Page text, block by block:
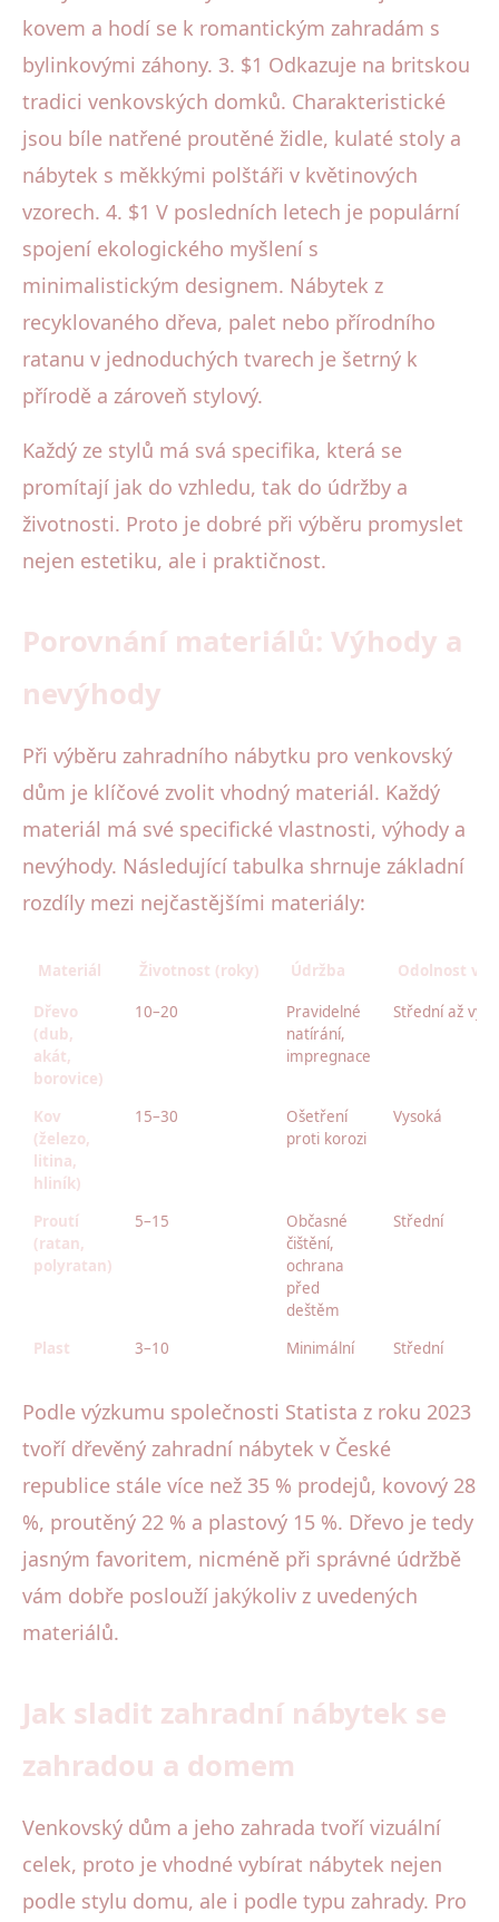
kovem a hodí se k romantickým zahradám s
bylinkovými záhony. 3. $1 Odkazuje na britskou
tradici venkovských domků. Charakteristické
jsou bíle natřené proutěné židle, kulaté stoly a
nábytek s měkkými polštáři v květinových
vzorech. 4. $1 V posledních letech je populární
spojení ekologického myšlení s
minimalistickým designem. Nábytek z
recyklovaného dřeva, palet nebo přírodního
ratanu v jednoduchých tvarech je šetrný k
přírodě a zároveň stylový.
Každý ze stylů má svá specifika, která se
promítají jak do vzhledu, tak do údržby a
životnosti. Proto je dobré při výběru promyslet
nejen estetiku, ale i praktičnost.
Porovnání materiálů: Výhody a
nevýhody
Při výběru zahradního nábytku pro venkovský
dům je klíčové zvolit vhodný materiál. Každý
materiál má své specifické vlastnosti, výhody a
nevýhody. Následující tabulka shrnuje základní
rozdíly mezi nejčastějšími materiály:
Materiál Životnost (roky) Údržba Odolnost
Dřevo
(dub,
akát,
borovice)
10–20
Pravidelné
natírání,
impregnace
Střední až
Kov
(železo,
litina,
hliník)
15–30
Ošetření
proti korozi
Vysoká
Proutí
(ratan,
polyratan)
5–15
Občasné
čištění,
ochrana
před
deštěm
Střední
Plast 3–10 Minimální Střední
Podle výzkumu společnosti Statista z roku 2023
tvoří dřevěný zahradní nábytek v České
republice stále více než 35 % prodejů, kovový 28
%, proutěný 22 % a plastový 15 %. Dřevo je tedy
jasným favoritem, nicméně při správné údržbě
vám dobře poslouží jakýkoliv z uvedených
materiálů.
Jak sladit zahradní nábytek se
zahradou a domem
Venkovský dům a jeho zahrada tvoří vizuální
celek, proto je vhodné vybírat nábytek nejen
podle stylu domu, ale i podle typu zahrady. Pro